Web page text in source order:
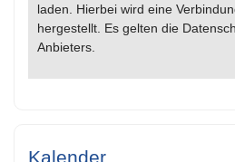
laden. Hierbei wird eine
hergestellt. Es gelten die
Anbieters.
Kalender